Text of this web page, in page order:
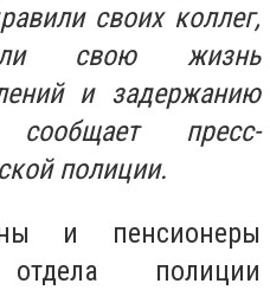
своих коллег,
свою жизнь
и задержанию
сообщает пресс-
полиции.
и пенсионеры
отдела полиции